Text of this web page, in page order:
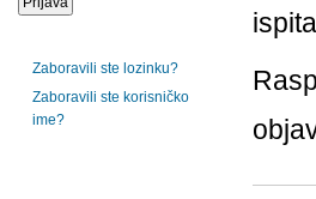
Zaboravili ste lozinku?
Zaboravili ste korisničko
ime?